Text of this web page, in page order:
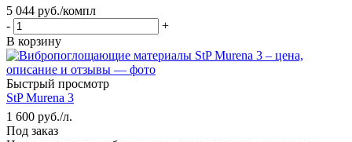
5 044 руб./компл
-
+
В корзину
Быстрый просмотр
StP Murena 3
1 600 руб./л.
Под заказ